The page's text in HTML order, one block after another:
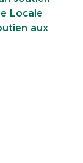
Locale
aux